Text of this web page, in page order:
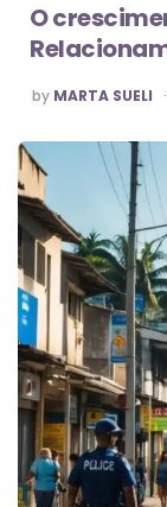
O
POSTED
BY
by MARTA SUELI